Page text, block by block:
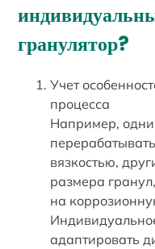
гранулятор?
Учет
процесса
Например,
вязкостью,
размера
на
адаптировать